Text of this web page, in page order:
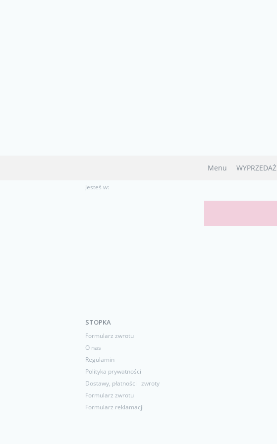
Menu WYPRZEDAŻ
Jesteś w:
STOPKA
Formularz zwrotu
O nas
Regulamin
Polityka prywatności
Dostawy, płatności i zwroty
Formularz zwrotu
Formularz reklamacji